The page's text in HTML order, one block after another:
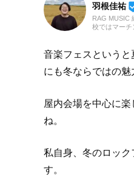
羽根佳祐
RAG MUSIC
校ではマー
音楽フェスという
にも冬ならではの魅
屋内会場を中心に
ね。
私自身、冬のロッ
す。